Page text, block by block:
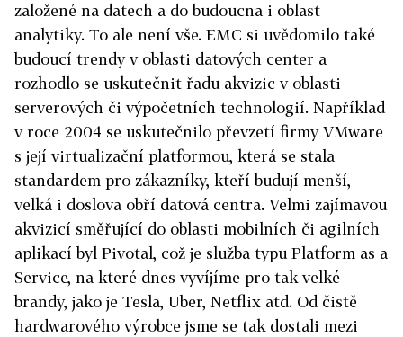
založené na datech a do budoucna i oblast
analytiky. To ale není vše. EMC si uvědomilo také
budoucí trendy v oblasti datových center a
rozhodlo se uskutečnit řadu akvizic v oblasti
serverových či výpočetních technologií. Například
v roce 2004 se uskutečnilo převzetí firmy VMware
s její virtualizační platformou, která se stala
standardem pro zákazníky, kteří budují menší,
velká i doslova obří datová centra. Velmi zajímavou
akvizicí směřující do oblasti mobilních či agilních
aplikací byl Pivotal, což je služba typu Platform as a
Service, na které dnes vyvíjíme pro tak velké
brandy, jako je Tesla, Uber, Netflix atd. Od čistě
hardwarového výrobce jsme se tak dostali mezi